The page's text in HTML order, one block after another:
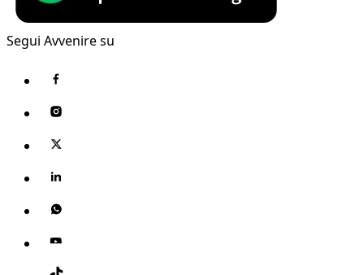
Segui Avvenire su